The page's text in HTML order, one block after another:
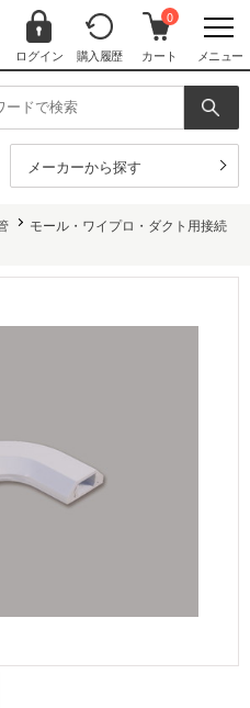
ログイン 購入履歴
0
カート メニュー
メーカーから探す
モール・ワイプロ・ダクト用接続